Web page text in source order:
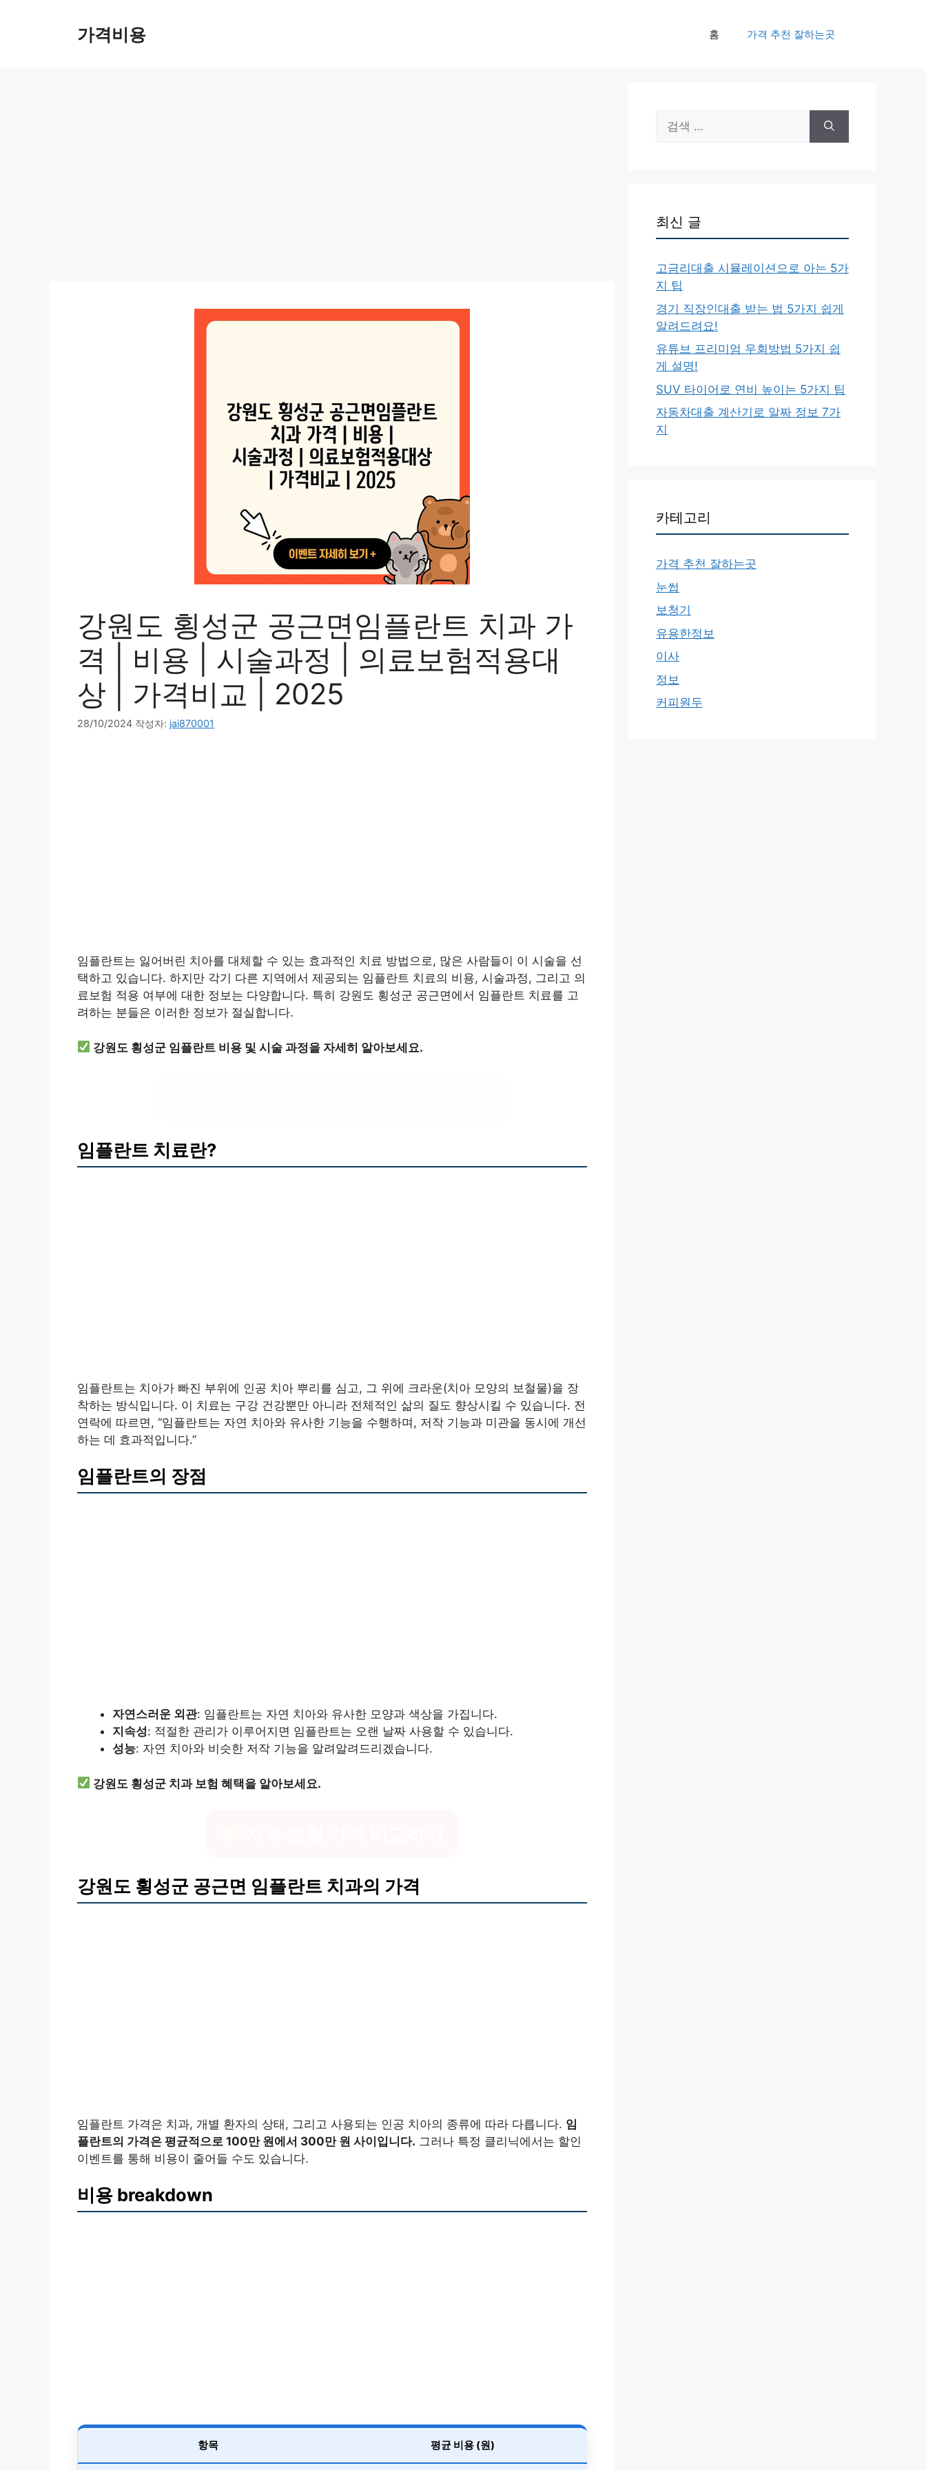
가격비용 홈 가격 추천 잘하는곳
강원도 횡성군 공근면임플란트 치과 가
격 | 비용 | 시술과정 | 의료보험적용대
상 | 가격비교 | 2025
28/10/2024 작성자: jai870001
임플란트는 잃어버린 치아를 대체할 수 있는 효과적인 치료 방법으로, 많은 사람들이 이 시술을 선
택하고 있습니다. 하지만 각기 다른 지역에서 제공되는 임플란트 치료의 비용, 시술과정, 그리고 의
료보험 적용 여부에 대한 정보는 다양합니다. 특히 강원도 횡성군 공근면에서 임플란트 치료를 고
려하는 분들은 이러한 정보가 절실합니다.
강원도 횡성군 임플란트 비용 및 시술 과정을 자세히 알아보세요.
임플란트 치료란?
임플란트는 치아가 빠진 부위에 인공 치아 뿌리를 심고, 그 위에 크라운(치아 모양의 보철물)을 장
착하는 방식입니다. 이 치료는 구강 건강뿐만 아니라 전체적인 삶의 질도 향상시킬 수 있습니다. 전
연락에 따르면, “임플란트는 자연 치아와 유사한 기능을 수행하며, 저작 기능과 미관을 동시에 개선
하는 데 효과적입니다.”
임플란트의 장점
자연스러운 외관: 임플란트는 자연 치아와 유사한 모양과 색상을 가집니다.
지속성: 적절한 관리가 이루어지면 임플란트는 오랜 날짜 사용할 수 있습니다.
성능: 자연 치아와 비슷한 저작 기능을 알려알려드리겠습니다.
강원도 횡성군 치과 보험 혜택을 알아보세요.
강원도 횡성군 공근면 임플란트 치과의 가격
임플란트 가격은 치과, 개별 환자의 상태, 그리고 사용되는 인공 치아의 종류에 따라 다릅니다. 임
플란트의 가격은 평균적으로 100만 원에서 300만 원 사이입니다. 그러나 특정 클리닉에서는 할인
이벤트를 통해 비용이 줄어들 수도 있습니다.
비용 breakdown
항목 평균 비용 (원)
색:
최신 글
고금리대출 시뮬레이션으로 아는 5가
지 팁
경기 직장인대출 받는 법 5가지 쉽게
알려드려요!
유튜브 프리미엄 우회방법 5가지 쉽
게 설명!
SUV 타이어로 연비 높이는 5가지 팁
자동차대출 계산기로 알짜 정보 7가
지
카테고리
가격 추천 잘하는곳
눈썹
보청기
유용한정보
이사
정보
커피원두